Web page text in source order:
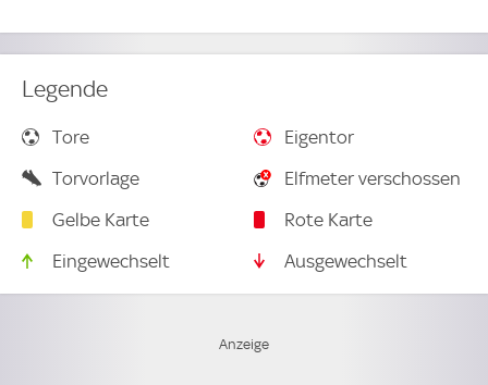
Legende
Tore
Eigentor
Torvorlage
Elfmeter verschossen
Gelbe Karte
Rote Karte
Eingewechselt
Ausgewechselt